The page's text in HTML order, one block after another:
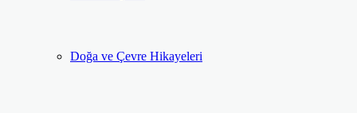
Doğa ve Çevre Hikayeleri